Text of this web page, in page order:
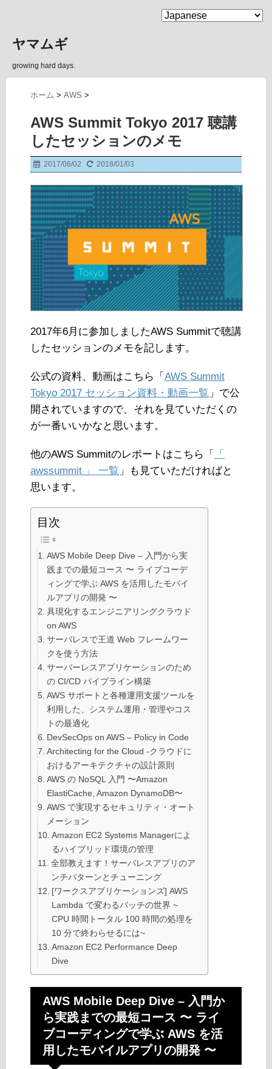
MENU
ヤマムギ
growing hard days.
ホーム > AWS >
AWS Summit Tokyo 2017 聴講
したセッションのメモ
2017/06/02 2018/01/03
2017年6月に参加しましたAWS Summitで聴講
したセッションのメモを記します。
公式の資料、動画はこちら「 AWS Summit
Tokyo 2017 セッション資料・動画一覧 」で公
開されていますので、それを見ていただくの
が一番いいかなと思います。
他のAWS Summitのレポートはこちら「
「
awssummit 」 一覧 」も見ていただければと
思います。
目次
AWS Mobile Deep Dive – 入門から実
践までの最短コース 〜 ライブコーデ
ィングで学ぶ AWS を活用したモバイ
ルアプリの開発 〜
具現化するエンジニアリングクラウド
on AWS
サーバレスで王道 Web フレームワー
クを使う方法
サーバーレスアプリケーションのため
の CI/CD パイプライン構築
AWS サポートと各種運用支援ツールを
利用した、システム運用・管理やコス
トの最適化
DevSecOps on AWS – Policy in Code
Architecting for the Cloud -クラウドに
おけるアーキテクチャの設計原則
AWS の NoSQL 入門 〜Amazon
ElastiCache, Amazon DynamoDB〜
AWS で実現するセキュリティ・オート
メーション
Amazon EC2 Systems Managerによ
るハイブリッド環境の管理
全部教えます！サーバレスアプリのア
ンチパターンとチューニング
[ワークスアプリケーションズ] AWS
Lambda で変わるバッチの世界 ~
CPU 時間トータル 100 時間の処理を
10 分で終わらせるには~
Amazon EC2 Performance Deep
Dive
AWS Mobile Deep Dive – 入門か
ら実践までの最短コース 〜 ライ
ブコーディングで学ぶ AWS を活
用したモバイルアプリの開発 〜